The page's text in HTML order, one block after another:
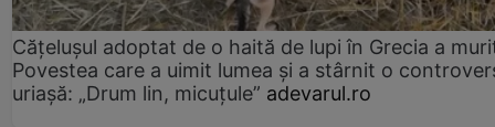
Cățelușul adoptat de o haită de lupi în Grecia a
Povestea care a uimit lumea și a stârnit o
uriașă: „Drum lin, micuțule” adevarul.ro